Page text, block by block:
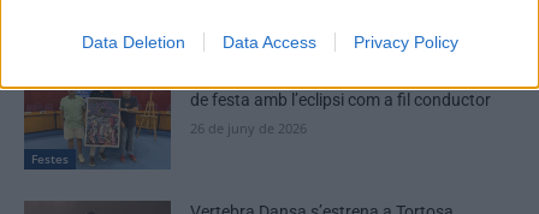
Data Deletion Data Access Privacy Policy
Festes
de festa amb l’eclipsi com a fil conductor
26 de juny de 2026